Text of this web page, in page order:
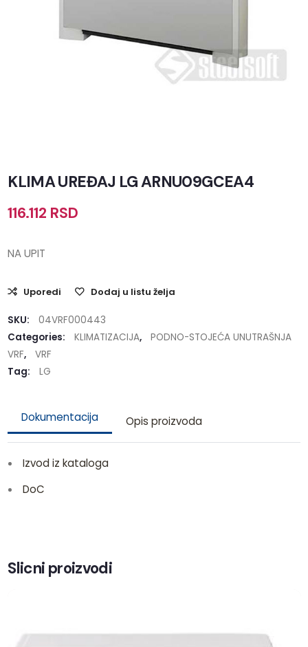
KLIMA UREĐAJ LG ARNU09GCEA4
116.112 RSD
NA UPIT
Uporedi Dodaj u listu želja
SKU:
04VRF000443
Categories:
KLIMATIZACIJA,
PODNO-STOJEĆA UNUTRAŠNJA
VRF,
VRF
Tag:
LG
Dokumentacija Opis proizvoda
Izvod iz kataloga
DoC
Slicni proizvodi